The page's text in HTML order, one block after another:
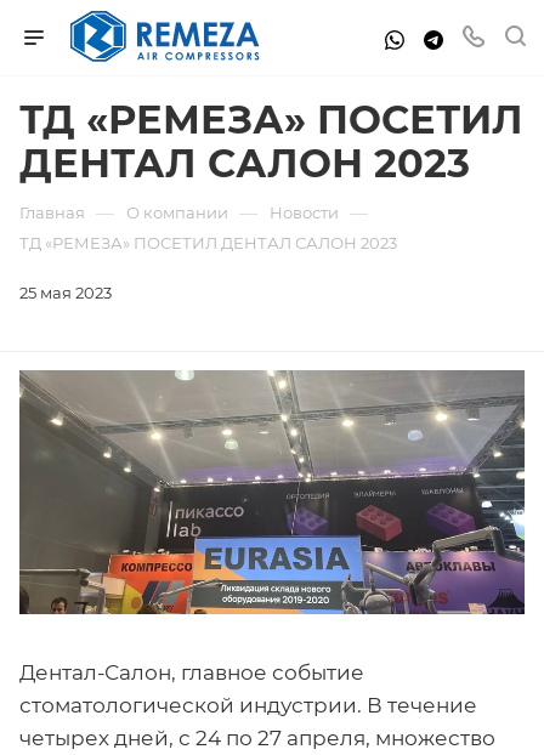
ТД «РЕМЕЗА» ПОСЕТИЛ
ДЕНТАЛ САЛОН 2023
Главная — О компании — Новости —
ТД «РЕМЕЗА» ПОСЕТИЛ ДЕНТАЛ САЛОН 2023
25 мая 2023
Дентал-Салон, главное событие
стоматологической индустрии. В течение
четырех дней, с 24 по 27 апреля, множество